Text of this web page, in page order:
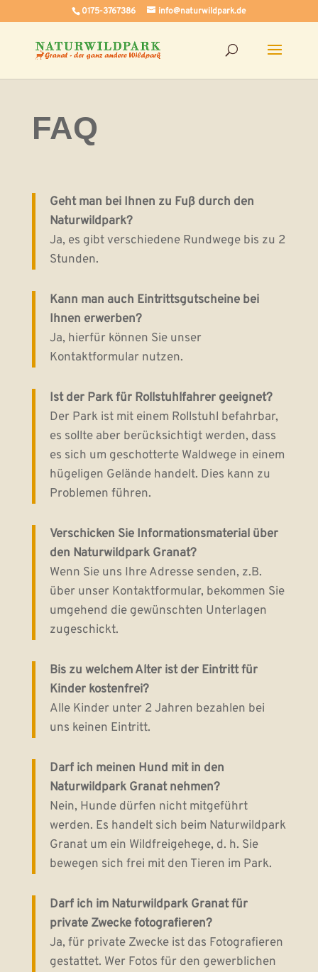
0175-3767386 info@naturwildpark.de
FAQ
Geht man bei Ihnen zu Fuß durch den
Naturwildpark?
Ja, es gibt verschiedene Rundwege bis zu 2
Stunden.
Kann man auch Eintrittsgutscheine bei
Ihnen erwerben?
Ja, hierfür können Sie unser
Kontaktformular nutzen.
Ist der Park für Rollstuhlfahrer geeignet?
Der Park ist mit einem Rollstuhl befahrbar,
es sollte aber berücksichtigt werden, dass
es sich um geschotterte Waldwege in einem
hügeligen Gelände handelt. Dies kann zu
Problemen führen.
Verschicken Sie Informationsmaterial über
den Naturwildpark Granat?
Wenn Sie uns Ihre Adresse senden, z.B.
über unser Kontaktformular, bekommen Sie
umgehend die gewünschten Unterlagen
zugeschickt.
Bis zu welchem Alter ist der Eintritt für
Kinder kostenfrei?
Alle Kinder unter 2 Jahren bezahlen bei
uns keinen Eintritt.
Darf ich meinen Hund mit in den
Naturwildpark Granat nehmen?
Nein, Hunde dürfen nicht mitgeführt
werden. Es handelt sich beim Naturwildpark
Granat um ein Wildfreigehege, d. h. Sie
bewegen sich frei mit den Tieren im Park.
Darf ich im Naturwildpark Granat für
private Zwecke fotografieren?
Ja, für private Zwecke ist das Fotografieren
gestattet. Wer Fotos für den gewerblichen